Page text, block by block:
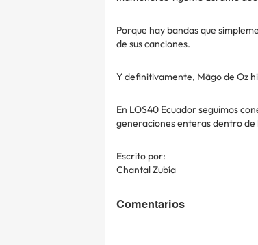
Porque hay bandas que
de sus canciones.
Y definitivamente, Mägo de Oz
En LOS40 Ecuador seguimos
generaciones enteras dentro de
Escrito por:
Chantal Zubía
Comentarios